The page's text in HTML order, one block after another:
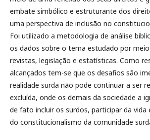
embate simbólico e estruturante dos
uma perspectiva de inclusão no
Foi utilizado a metodologia de análise
os dados sobre o tema estudado por
revistas, legislação e estatísticas. Como
alcançados tem-se que os desafios são
realidade surda não pode continuar a ser
excluída, onde os demais da sociedade a
de fato incluir os surdos, participar da vida
do constitucionalismo da comunidade